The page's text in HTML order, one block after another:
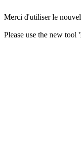
Merci d'utiliser le
Please use the new tool